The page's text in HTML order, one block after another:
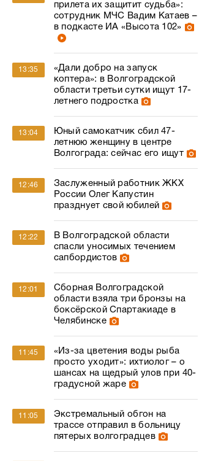
прилета их защитит судьба»:
сотрудник МЧС Вадим Катаев –
в подкасте ИА «Высота 102»
13:35
«Дали добро на запуск
коптера»: в Волгоградской
области третьи сутки ищут 17-
летнего подростка
13:04
Юный самокатчик сбил 47-
летнюю женщину в центре
Волгограда: сейчас его ищут
12:46
Заслуженный работник ЖКХ
России Олег Капустин
празднует свой юбилей
12:22
В Волгоградской области
спасли уносимых течением
сапбордистов
12:01
Сборная Волгоградской
области взяла три бронзы на
боксёрской Спартакиаде в
Челябинске
11:45
«Из-за цветения воды рыба
просто уходит»: ихтиолог – о
шансах на щедрый улов при 40-
градусной жаре
11:05
Экстремальный обгон на
трассе отправил в больницу
пятерых волгоградцев